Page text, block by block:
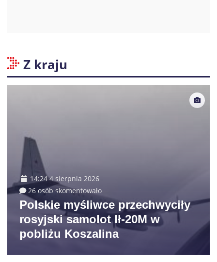
Z kraju
14:24 4 sierpnia 2026
26 osób skomentowało
Polskie myśliwce przechwyciły
rosyjski samolot Ił-20M w
pobliżu Koszalina